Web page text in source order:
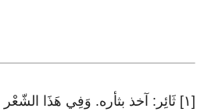
[١] ثَائِر: آخذ بثأره. وَفِي هَذَا الشّعْر إقواء